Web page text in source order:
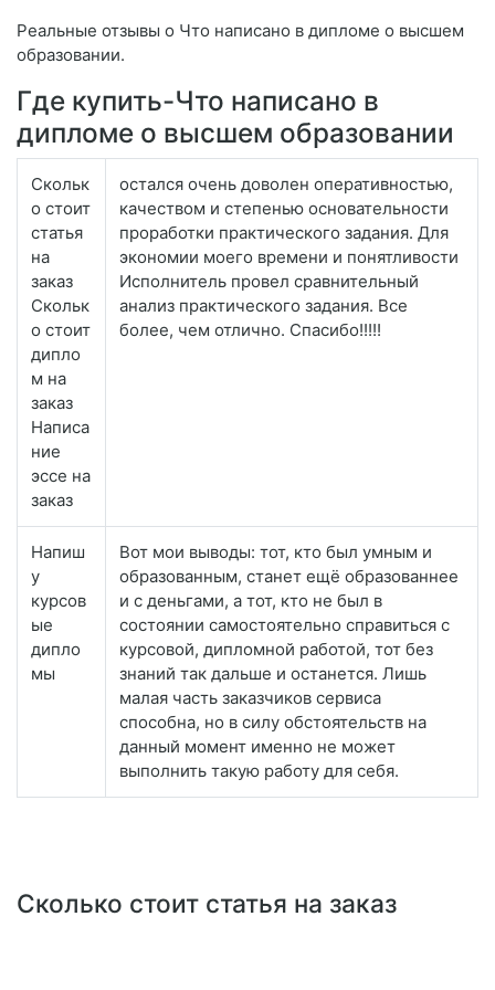
Реальные отзывы о Что написано в дипломе о высшем
образовании.
Где купить-Что написано в
дипломе о высшем образовании
Скольк
о стоит
статья
на
заказ
Скольк
о стоит
дипло
м на
заказ
Написа
ние
эссе на
заказ
остался очень доволен оперативностью,
качеством и степенью основательности
проработки практического задания. Для
экономии моего времени и понятливости
Исполнитель провел сравнительный
анализ практического задания. Все
более, чем отлично. Спасибо!!!!!
Напиш
у
курсов
ые
дипло
мы
Вот мои выводы: тот, кто был умным и
образованным, станет ещё образованнее
и с деньгами, а тот, кто не был в
состоянии самостоятельно справиться с
курсовой, дипломной работой, тот без
знаний так дальше и останется. Лишь
малая часть заказчиков сервиса
способна, но в силу обстоятельств на
данный момент именно не может
выполнить такую работу для себя.
Сколько стоит статья на заказ